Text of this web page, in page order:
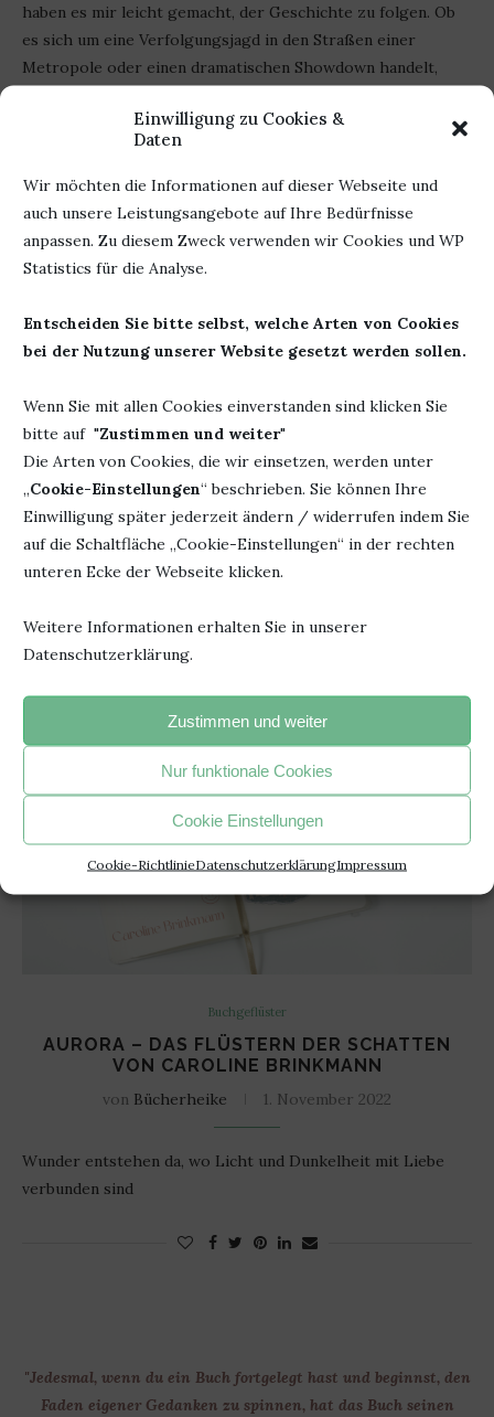
Einwilligung zu Cookies &
Daten
Wir möchten die Informationen auf dieser Webseite und
auch unsere Leistungsangebote auf Ihre Bedürfnisse
anpassen. Zu diesem Zweck verwenden wir Cookies und WP
Statistics für die Analyse.
Entscheiden Sie bitte selbst, welche Arten von Cookies
bei der Nutzung unserer Website gesetzt werden sollen.
Wenn Sie mit allen Cookies einverstanden sind klicken Sie
bitte auf "Zustimmen und weiter"
Die Arten von Cookies, die wir einsetzen, werden unter
„Cookie-Einstellungen“ beschrieben. Sie können Ihre
Einwilligung später jederzeit ändern / widerrufen indem Sie
auf die Schaltfläche „Cookie-Einstellungen“ in der rechten
unteren Ecke der Webseite klicken.
Weitere Informationen erhalten Sie in unserer
Datenschutzerklärung.
Zustimmen und weiter
Nur funktionale Cookies
Cookie Einstellungen
Cookie-RichtlinieDatenschutzerklärungImpressum
haben es mir leicht gemacht, der Geschichte zu folgen. Ob
es sich um eine Verfolgungsjagd in den Straßen einer
Metropole oder einen dramatischen Showdown handelt,
der Geschichte versunken bin.
Nicht nur weil ich die Autorin mag, sondern weil es die
Geschichte verdient hat, gelesen zu werden.
Titel: Stars and Smoke
Erschienen: 15. Mai 2024
Seiten: 448
ISBN: 978-3-57031605
23. Mai 2024 0 Kommentar
Buchgeflüster
AURORA – DAS FLÜSTERN DER SCHATTEN
VON CAROLINE BRINKMANN
von Bücherheike 1. November 2022
Wunder entstehen da, wo Licht und Dunkelheit mit Liebe
verbunden sind
"Jedesmal, wenn du ein Buch fortgelegt hast und beginnst, den
Faden eigener Gedanken zu spinnen, hat das Buch seinen